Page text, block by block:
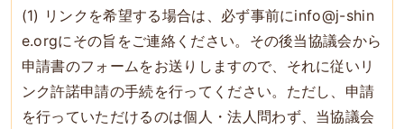
(1) リンクを希望する場合は、必ず事前にinfo@j-shin
e.orgにその旨をご連絡ください。その後当協議会から
申請書のフォームをお送りしますので、それに従いリ
ンク許諾申請の手続を行ってください。ただし、申請
を行っていただけるのは個人・法人問わず、当協議会